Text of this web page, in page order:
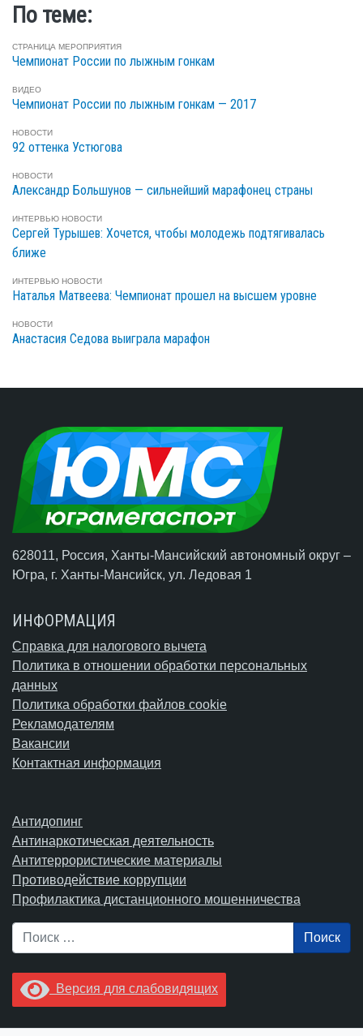
По теме:
СТРАНИЦА МЕРОПРИЯТИЯ
Чемпионат России по лыжным гонкам
ВИДЕО
Чемпионат России по лыжным гонкам — 2017
НОВОСТИ
92 оттенка Устюгова
НОВОСТИ
Александр Большунов — сильнейший марафонец страны
ИНТЕРВЬЮ НОВОСТИ
Сергей Турышев: Хочется, чтобы молодежь подтягивалась
ближе
ИНТЕРВЬЮ НОВОСТИ
Наталья Матвеева: Чемпионат прошел на высшем уровне
НОВОСТИ
Анастасия Седова выиграла марафон
628011, Россия, Ханты-Мансийский автономный округ –
Югра, г. Ханты-Мансийск, ул. Ледовая 1
ИНФОРМАЦИЯ
Справка для налогового вычета
Политика в отношении обработки персональных
данных
Политика обработки файлов cookie
Рекламодателям
Вакансии
Контактная информация
Антидопинг
Антинаркотическая деятельность
Антитеррористические материалы
Противодействие коррупции
Профилактика дистанционного мошенничества
Поиск
Версия для слабовидящих